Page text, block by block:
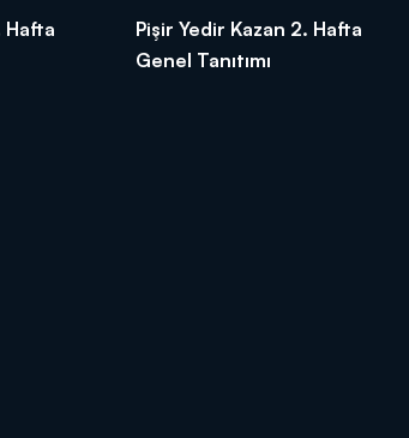
Hafta
Pişir Yedir Kazan 2. Hafta
Genel Tanıtımı